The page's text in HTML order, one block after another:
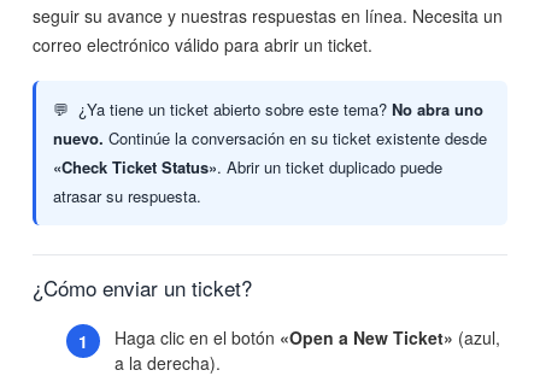
seguir su avance y nuestras respuestas en línea. Necesita un
correo electrónico válido para abrir un ticket.
¿Ya tiene un ticket abierto sobre este tema? No abra uno
nuevo. Continúe la conversación en su ticket existente desde
«Check Ticket Status». Abrir un ticket duplicado puede
atrasar su respuesta.
¿Cómo enviar un ticket?
Haga clic en el botón «Open a New Ticket» (azul,
a la derecha).